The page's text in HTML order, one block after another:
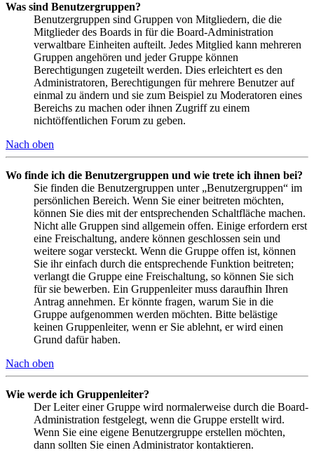
Was sind Benutzergruppen?
Benutzergruppen sind Gruppen von Mitgliedern, die die
Mitglieder des Boards in für die Board-Administration
verwaltbare Einheiten aufteilt. Jedes Mitglied kann mehreren
Gruppen angehören und jeder Gruppe können
Berechtigungen zugeteilt werden. Dies erleichtert es den
Administratoren, Berechtigungen für mehrere Benutzer auf
einmal zu ändern und sie zum Beispiel zu Moderatoren eines
Bereichs zu machen oder ihnen Zugriff zu einem
nichtöffentlichen Forum zu geben.
Nach oben
Wo finde ich die Benutzergruppen und wie trete ich ihnen bei?
Sie finden die Benutzergruppen unter „Benutzergruppen“ im
persönlichen Bereich. Wenn Sie einer beitreten möchten,
können Sie dies mit der entsprechenden Schaltfläche machen.
Nicht alle Gruppen sind allgemein offen. Einige erfordern erst
eine Freischaltung, andere können geschlossen sein und
weitere sogar versteckt. Wenn die Gruppe offen ist, können
Sie ihr einfach durch die entsprechende Funktion beitreten;
verlangt die Gruppe eine Freischaltung, so können Sie sich
für sie bewerben. Ein Gruppenleiter muss daraufhin Ihren
Antrag annehmen. Er könnte fragen, warum Sie in die
Gruppe aufgenommen werden möchten. Bitte belästige
keinen Gruppenleiter, wenn er Sie ablehnt, er wird einen
Grund dafür haben.
Nach oben
Wie werde ich Gruppenleiter?
Der Leiter einer Gruppe wird normalerweise durch die Board-
Administration festgelegt, wenn die Gruppe erstellt wird.
Wenn Sie eine eigene Benutzergruppe erstellen möchten,
dann sollten Sie einen Administrator kontaktieren.